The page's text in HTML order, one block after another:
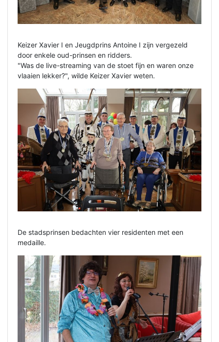
Keizer Xavier I en Jeugdprins Antoine I zijn vergezeld
door enkele oud-prinsen en ridders.
"Was de live-streaming van de stoet fijn en waren onze
vlaaien lekker?", wilde Keizer Xavier weten.
De stadsprinsen bedachten vier residenten met een
medaille.